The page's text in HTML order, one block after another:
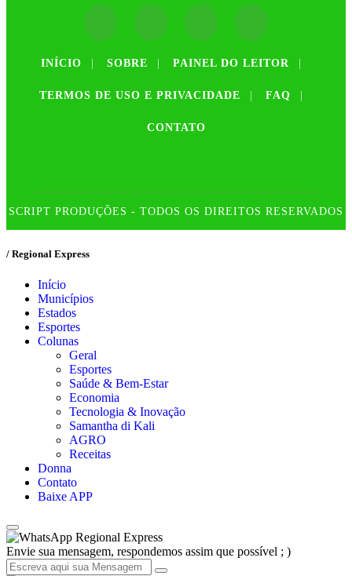
INÍCIO SOBRE PAINEL DO LEITOR
TERMOS DE USO E PRIVACIDADE FAQ
CONTATO
SCRIPT PRODUÇÕES - TODOS OS DIREITOS RESERVADOS
/ Regional Express
Início
Municípios
Estados
Esportes
Colunas
Geral
Esportes
Saúde & Bem-Estar
Economia
Tecnologia & Inovação
Samantha di Kali
AGRO
Receitas
Donna
Contato
Baixe APP
Regional Express
Envie sua mensagem, respondemos assim que possível ; )